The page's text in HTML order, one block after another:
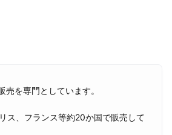
を専門としています。
ス、フランス等約20か国で販売して